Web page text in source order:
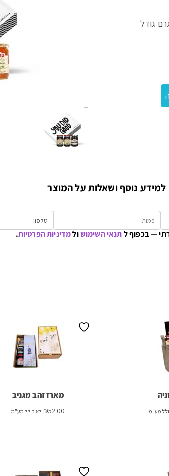
במילוי 2 קונפיטורות 120 גרם כל אחת וחרוסת 120 גרם גודל
למידע נוסף ושאלות על המוצר
— בכפוף לתנאי השימושולמדיניות הפרטיות.
מע"מ
מארז זהב מגניב
₪52.00 לא כולל מע"מ